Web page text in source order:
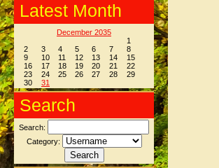
Latest Month
December 2035
1
2
3 4 5 6 7
8
9
10 11 12 13 14
15
16
17 18 19 20 21
22
23
24 25 26 27 28
29
30
31
Search
Search:
Category: